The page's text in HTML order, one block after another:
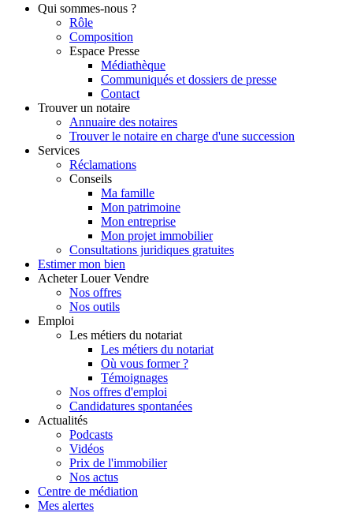
Qui sommes-nous ?
Rôle
Composition
Espace Presse
Médiathèque
Communiqués et dossiers de presse
Contact
Trouver un notaire
Annuaire des notaires
Trouver le notaire en charge d'une succession
Services
Réclamations
Conseils
Ma famille
Mon patrimoine
Mon entreprise
Mon projet immobilier
Consultations juridiques gratuites
Estimer mon bien
Acheter Louer Vendre
Nos offres
Nos outils
Emploi
Les métiers du notariat
Les métiers du notariat
Où vous former ?
Témoignages
Nos offres d'emploi
Candidatures spontanées
Actualités
Podcasts
Vidéos
Prix de l'immobilier
Nos actus
Centre de médiation
Mes alertes